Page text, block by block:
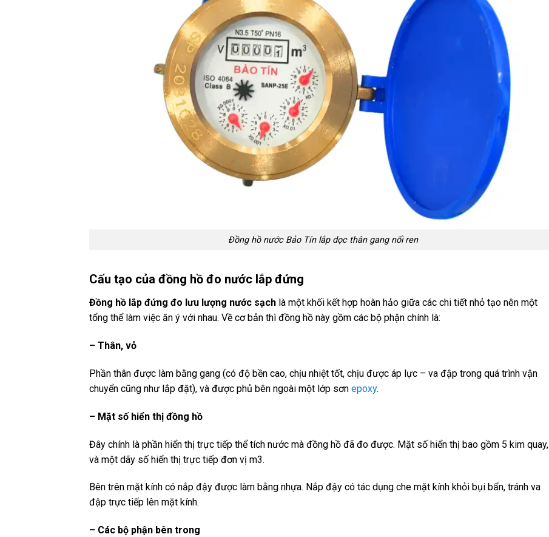
Đồng hồ nước Bảo Tín lắp dọc thân gang nối ren
Cấu tạo của đồng hồ đo nước lắp đứng
Đồng hồ lắp đứng đo lưu lượng nước sạch là một khối kết hợp hoàn hảo giữa các chi tiết nhỏ tạo nên một
tổng thể làm việc ăn ý với nhau. Về cơ bản thì đồng hồ này gồm các bộ phận chính là:
– Thân, vỏ
Phần thân được làm bằng gang (có độ bền cao, chịu nhiệt tốt, chịu được áp lực – va đập trong quá trình vận
chuyển cũng như lắp đặt), và được phủ bên ngoài một lớp sơn epoxy.
– Mặt số hiển thị đồng hồ
Đây chính là phần hiển thị trực tiếp thể tích nước mà đồng hồ đã đo được. Mặt số hiển thị bao gồm 5 kim quay,
và một dãy số hiển thị trực tiếp đơn vị m3.
Bên trên mặt kính có nắp đậy được làm bằng nhựa. Nắp đậy có tác dụng che mặt kính khỏi bụi bẩn, tránh va
đập trực tiếp lên mặt kính.
– Các bộ phận bên trong